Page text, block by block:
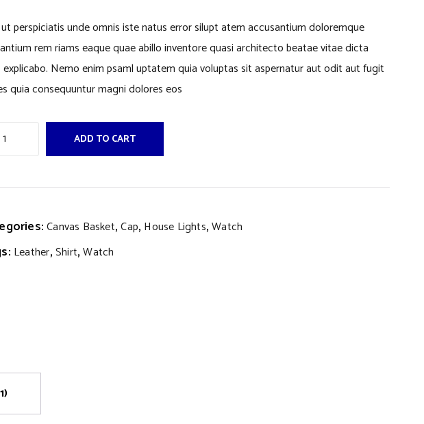
perspiciatis unde omnis iste natus error silupt atem accusantium doloremque
rem riams eaque quae abillo inventore quasi architecto beatae vitae dicta
Nemo enim psaml uptatem quia voluptas sit aspernatur aut odit aut fugit
quia consequuntur magni dolores eos
ADD TO CART
Canvas Basket,Cap, House Lights,Watch
Leather,Shirt,Watch